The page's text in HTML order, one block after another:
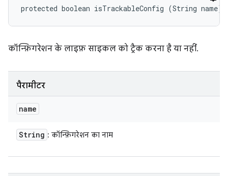
protected boolean isTrackableConfig (String name)
कॉन्फ़िगरेशन के लाइफ़ साइकल को ट्रैक करना है या नहीं.
पैरामीटर
name
String : कॉन्फ़िगरेशन का नाम